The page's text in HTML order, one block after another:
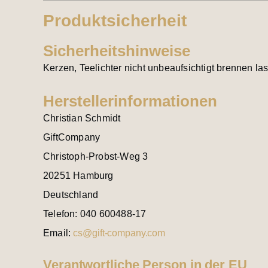
Produktsicherheit
Sicherheitshinweise
Kerzen, Teelichter nicht unbeaufsichtigt brennen
Herstellerinformationen
Christian Schmidt
GiftCompany
Christoph-Probst-Weg 3
20251 Hamburg
Deutschland
Telefon: 040 600488-17
Email:cs@gift-company.com
Verantwortliche Person in der EU